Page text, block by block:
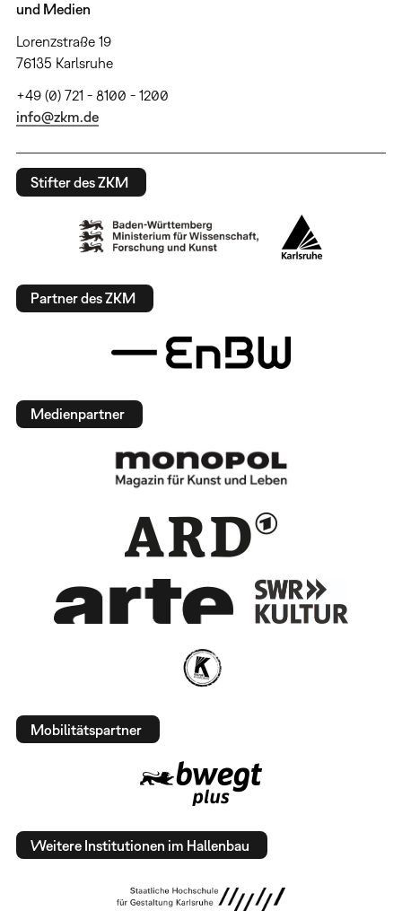
und Medien
Lorenzstraße 19
76135 Karlsruhe
+49 (0) 721 - 8100 - 1200
info@zkm.de
Stifter des ZKM
Partner des ZKM
Medienpartner
Mobilitätspartner
Weitere Institutionen im Hallenbau